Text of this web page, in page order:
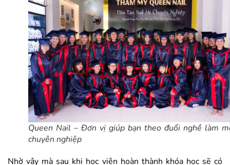
Queen Nail – Đơn vị giúp bạn theo đuổi nghề làm
chuyên nghiệp
Nhờ vậy mà sau khi học viên hoàn thành khóa học sẽ có